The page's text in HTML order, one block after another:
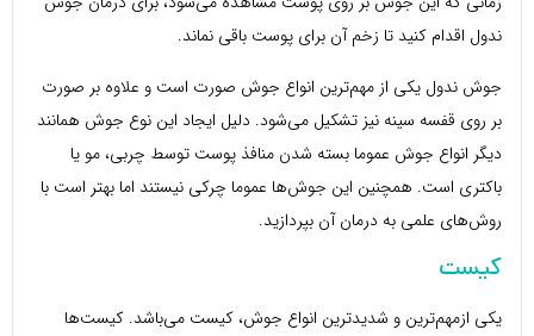
ندول اقدام کنید تا زخم آن برای پوست باقی نماند.
جوش ندول یکی از مهم‌ترین انواع جوش صورت است و علاوه بر صورت
بر روی قفسه سینه نیز تشکیل می‌شود. دلیل ایجاد این نوع جوش همانند
دیگر انواع جوش عموما بسته شدن منافذ پوست توسط چربی، مو یا
باکتری است. همچنین این جوش‌ها عموما چرکی نیستند اما بهتر است با
روش‌های علمی به درمان آن بپردازید.
کیست
یکی ازمهم‌ترین و شدید‌ترین انواع جوش، کیست می‌باشد. کیست‌ها